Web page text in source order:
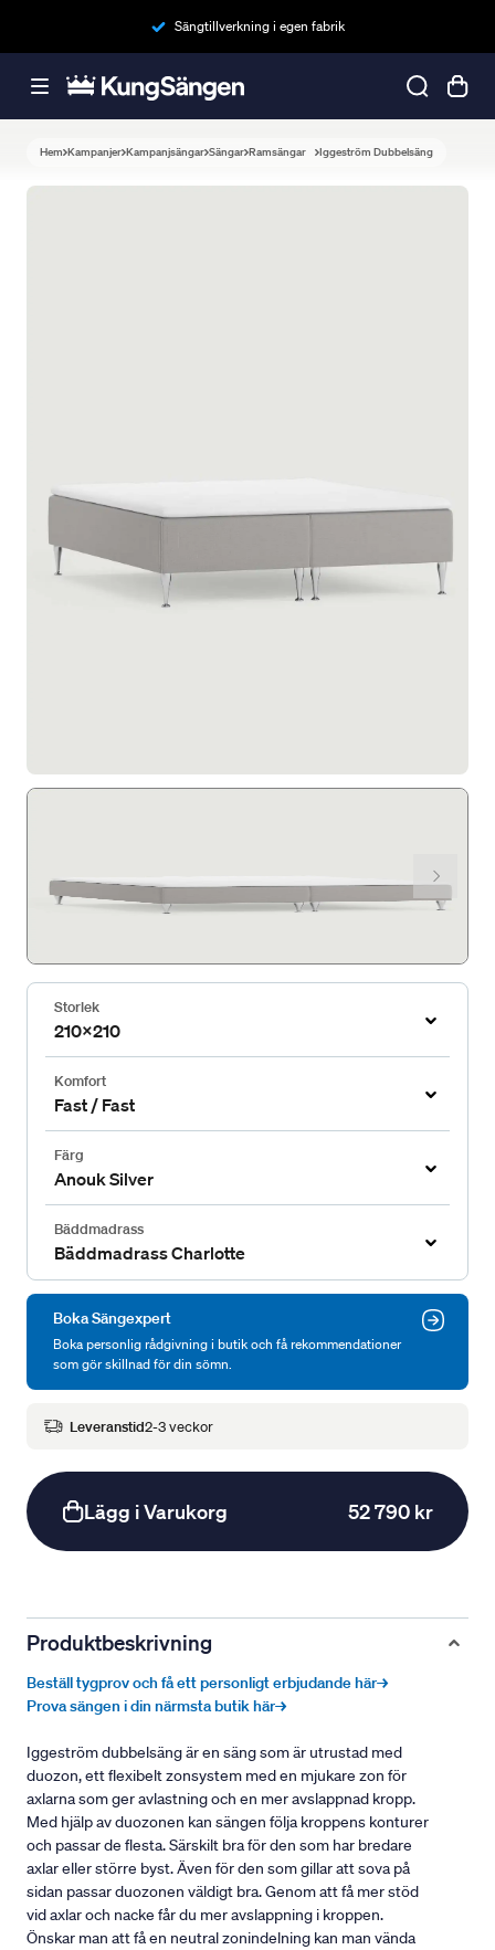
Sängtillverkning i egen fabrik
Hem Kampanjer Kampanjsängar Sängar Ramsängar Iggeström Dubbelsäng
Storlek
210x210
Komfort
Fast / Fast
Färg
Anouk Silver
Bäddmadrass
Bäddmadrass Charlotte
Boka Sängexpert
Boka personlig rådgivning i butik och få rekommendationer
som gör skillnad för din sömn.
Leveranstid2-3 veckor
Lägg i Varukorg 52 790 kr
Produktbeskrivning
Beställ tygprov och få ett personligt erbjudande här→
Prova sängen i din närmsta butik här→
Iggeström dubbelsäng är en säng som är utrustad med
duozon, ett flexibelt zonsystem med en mjukare zon för
axlarna som ger avlastning och en mer avslappnad kropp.
Med hjälp av duozonen kan sängen följa kroppens konturer
och passar de flesta. Särskilt bra för den som har bredare
axlar eller större byst. Även för den som gillar att sova på
sidan passar duozonen väldigt bra. Genom att få mer stöd
vid axlar och nacke får du mer avslappning i kroppen.
Önskar man att få en neutral zonindelning kan man vända